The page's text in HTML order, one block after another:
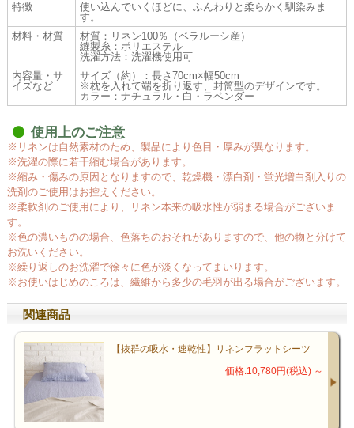
特徴
使い込んでいくほどに、ふんわりと柔らかく馴染みま
す。
材料・材質
材質：リネン100％（ベラルーシ産）
縫製糸：ポリエステル
洗濯方法：洗濯機使用可
内容量・サ
イズなど
サイズ（約）：長さ70cm×幅50cm
※枕を入れて端を折り返す、封筒型のデザインです。
カラー：ナチュラル・白・ラベンダー
使用上のご注意
※リネンは自然素材のため、製品により色目・厚みが異なります。
※洗濯の際に若干縮む場合があります。
※縮み・傷みの原因となりますので、乾燥機・漂白剤・蛍光増白剤入りの
洗剤のご使用はお控えください。
※柔軟剤のご使用により、リネン本来の吸水性が弱まる場合がございま
す。
※色の濃いものの場合、色落ちのおそれがありますので、他の物と分けて
お洗いください。
※繰り返しのお洗濯で徐々に色が淡くなってまいります。
※お使いはじめのころは、繊維から多少の毛羽が出る場合がございます。
関連商品
【抜群の吸水・速乾性】リネンフラットシーツ
価格:10,780円(税込) ～